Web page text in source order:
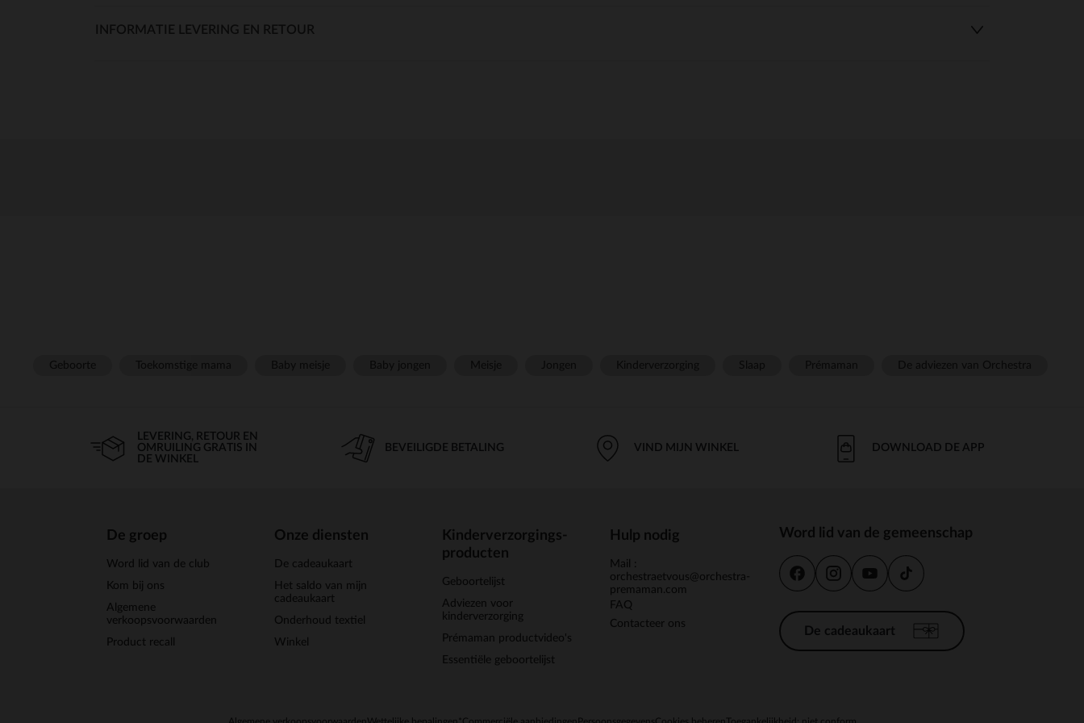
INFORMATIE LEVERING EN RETOUR
LEVERING, RETOUR EN
OMRUILING GRATIS IN
DE WINKEL
BEVEILIGDE BETALING VIND MIJN WINKEL DOWNLOAD DE APP
De groep
Word lid van de club
Kom bij ons
Algemene
verkoopsvoorwaarden
Product recall
Onze diensten
De cadeaukaart
Het saldo van mijn
cadeaukaart
Onderhoud textiel
Winkel
Kinderverzorgings-
producten
Geboortelijst
Adviezen voor
kinderverzorging
Prémaman productvideo's
Essentiële geboortelijst
Hulp nodig
Mail :
orchestraetvous@orchestra-
premaman.com
FAQ
Contacteer ons
Word lid van de gemeenschap
De cadeaukaart